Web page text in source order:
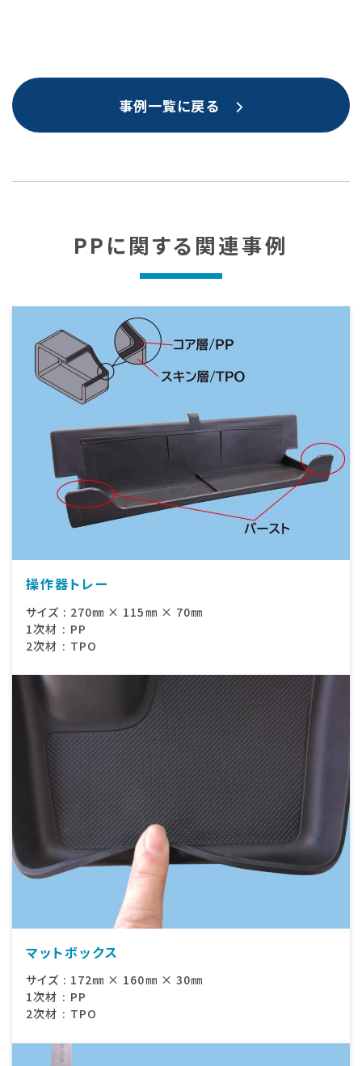
事例一覧に戻る
PPに関する関連事例
操作器トレー
サイズ : 270㎜ × 115㎜ × 70㎜
1次材 : PP
2次材 : TPO
マットボックス
サイズ : 172㎜ × 160㎜ × 30㎜
1次材 : PP
2次材 : TPO